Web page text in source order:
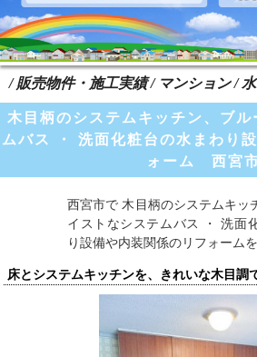
/ 販売物件・施工実績 / マンション /
木目柄のシステムキッチン、ブ
ムバス ・ 洗面化粧台の水まわり
ォーム 西宮
西宮市で 木目柄のシステムキッ
イストなシステムバス ・ 洗面
り設備や内装関係のリフォーム
床とシステムキッチンを、きれいな木目調
検索